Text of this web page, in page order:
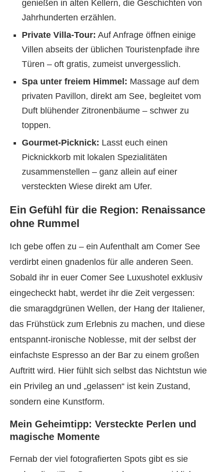
genießen in alten Kellern, die Geschichten von
Jahrhunderten erzählen.
Private Villa-Tour: Auf Anfrage öffnen einige
Villen abseits der üblichen Touristenpfade ihre
Türen – oft gratis, zumeist unvergesslich.
Spa unter freiem Himmel: Massage auf dem
privaten Pavillon, direkt am See, begleitet vom
Duft blühender Zitronenbäume – schwer zu
toppen.
Gourmet-Picknick: Lasst euch einen
Picknickkorb mit lokalen Spezialitäten
zusammenstellen – ganz allein auf einer
versteckten Wiese direkt am Ufer.
Ein Gefühl für die Region: Renaissance
ohne Rummel
Ich gebe offen zu – ein Aufenthalt am Comer See
verdirbt einen gnadenlos für alle anderen Seen.
Sobald ihr in euer Comer See Luxushotel exklusiv
eingecheckt habt, werdet ihr die Zeit vergessen:
die smaragdgrünen Wellen, der Hang der Italiener,
das Frühstück zum Erlebnis zu machen, und diese
entspannt-ironische Noblesse, mit der selbst der
einfachste Espresso an der Bar zu einem großen
Auftritt wird. Hier fühlt sich selbst das Nichtstun wie
ein Privileg an und „gelassen“ ist kein Zustand,
sondern eine Kunstform.
Mein Geheimtipp: Versteckte Perlen und
magische Momente
Fernab der viel fotografierten Spots gibt es sie